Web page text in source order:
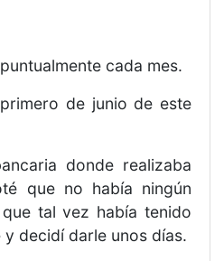
cada mes.
de junio de este
donde realizaba
que no había ningún
tal vez había tenido
decidí darle unos días.